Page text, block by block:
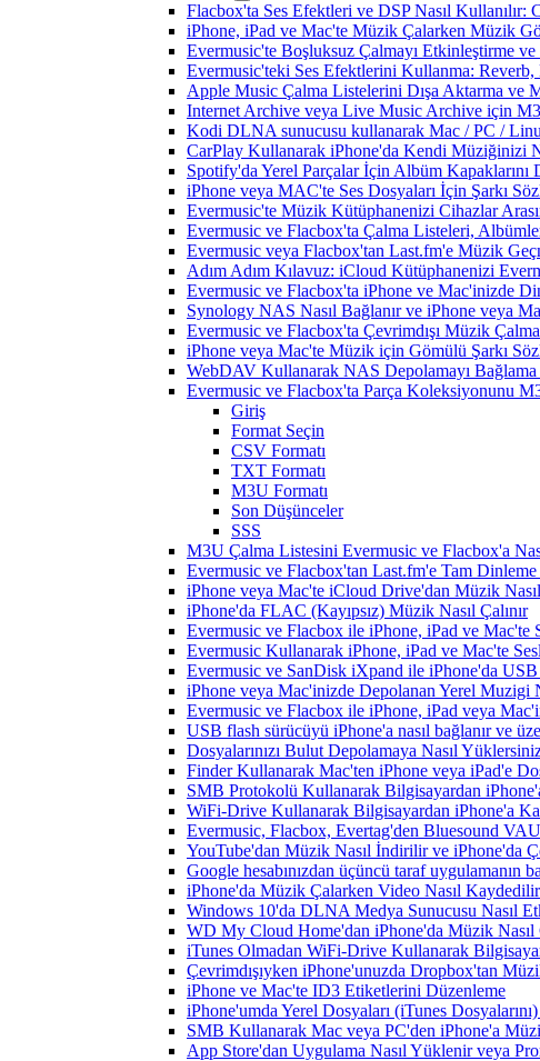
Flacbox'ta Ses Efektleri ve DSP Nasıl Kullanılır:
iPhone, iPad ve Mac'te Müzik Çalarken Müzik
Evermusic'te Boşluksuz Çalmayı Etkinleştirme
Evermusic'teki Ses Efektlerini Kullanma:
Apple Music Çalma Listelerini Dışa Aktarma ve
Internet Archive veya Live Music Archive için
Kodi DLNA sunucusu kullanarak Mac / PC /
CarPlay Kullanarak iPhone'da Kendi Müziğinizi
Spotify'da Yerel Parçalar İçin Albüm
iPhone veya MAC'te Ses Dosyaları İçin Şarkı
Evermusic'te Müzik Kütüphanenizi Cihazlar
Evermusic ve Flacbox'ta Çalma Listeleri,
Evermusic veya Flacbox'tan Last.fm'e Müzik
Adım Adım Kılavuz: iCloud Kütüphanenizi
Evermusic ve Flacbox'ta iPhone ve Mac'inizde
Synology NAS Nasıl Bağlanır ve iPhone veya
Evermusic ve Flacbox'ta Çevrimdışı Müzik
iPhone veya Mac'te Müzik için Gömülü Şarkı
WebDAV Kullanarak NAS Depolamayı
Evermusic ve Flacbox'ta Parça Koleksiyonunu
Giriş
Format Seçin
CSV Formatı
TXT Formatı
M3U Formatı
Son Düşünceler
SSS
M3U Çalma Listesini Evermusic ve Flacbox'a
Evermusic ve Flacbox'tan Last.fm'e Tam Dinleme
iPhone veya Mac'te iCloud Drive'dan Müzik
iPhone'da FLAC (Kayıpsız) Müzik Nasıl Çalınır
Evermusic ve Flacbox ile iPhone, iPad ve Mac'te
Evermusic Kullanarak iPhone, iPad ve Mac'te
Evermusic ve SanDisk iXpand ile iPhone'da USB
iPhone veya Mac'inizde Depolanan Yerel Muzigi
Evermusic ve Flacbox ile iPhone, iPad veya
USB flash sürücüyü iPhone'a nasıl bağlanır ve
Dosyalarınızı Bulut Depolamaya Nasıl
Finder Kullanarak Mac'ten iPhone veya iPad'e
SMB Protokolü Kullanarak Bilgisayardan
WiFi-Drive Kullanarak Bilgisayardan iPhone'a
Evermusic, Flacbox, Evertag'den Bluesound
YouTube'dan Müzik Nasıl İndirilir ve iPhone'da
Google hesabınızdan üçüncü taraf uygulamanın
iPhone'da Müzik Çalarken Video Nasıl Kaydedilir
Windows 10'da DLNA Medya Sunucusu Nasıl
WD My Cloud Home'dan iPhone'da Müzik Nasıl
iTunes Olmadan WiFi-Drive Kullanarak
Çevrimdışıyken iPhone'unuzda Dropbox'tan
iPhone ve Mac'te ID3 Etiketlerini Düzenleme
iPhone'umda Yerel Dosyaları (iTunes Dosyalarını)
SMB Kullanarak Mac veya PC'den iPhone'a
App Store'dan Uygulama Nasıl Yüklenir veya